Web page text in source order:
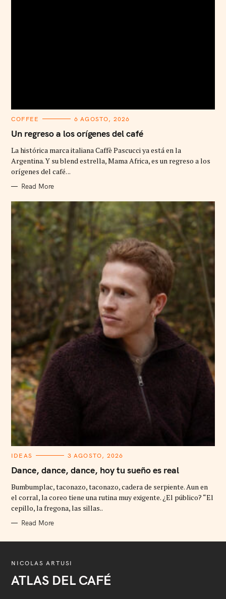
C
T
E
O
R
I
E
COFFEE 6 AGOSTO, 2026
Un regreso a los orígenes del café
La histórica marca italiana Caffè Pascucci ya está en la
Argentina. Y su blend estrella, Mama Africa, es un regreso a los
orígenes del café. ..
Read More
C
T
E
O
R
I
E
IDEAS 3 AGOSTO, 2026
Dance, dance, dance, hoy tu sueño es real
Bumbumplac, taconazo, taconazo, cadera de serpiente. Aun en
el corral, la coreo tiene una rutina muy exigente. ¿El público? “El
cepillo, la fregona, las sillas..
Read More
NICOLAS ARTUSI
ATLAS DEL CAFÉ